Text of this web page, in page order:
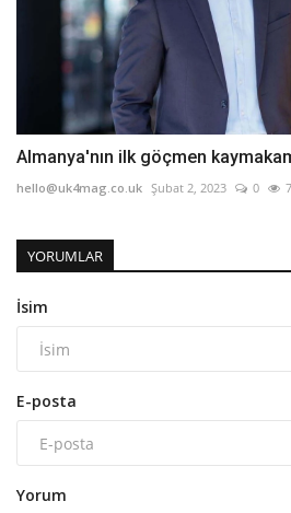
Almanya'nın ilk göçmen
hello@uk4mag.co.uk Şubat 2, 2023 0
YORUMLAR
İsim
E-posta
Yorum